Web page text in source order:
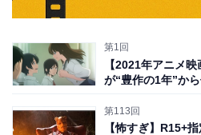
「仕事映画」
の魅力を備え、
向かう」痛快さも備えています
それでいて、タッグを組む部長
には、公正な視点でメスを入れ
第1回
【2021年アニメ
が“豊作の1年”か
第113回
【怖すぎ】R15+